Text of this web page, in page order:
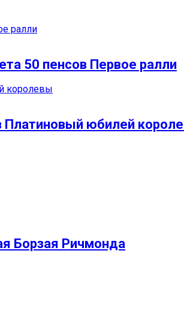
50 пенсов Первое ралли
Платиновый юбилей
Борзая Ричмонда